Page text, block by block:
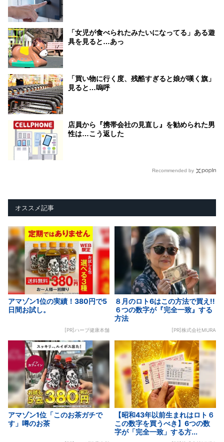
「女児が食べられたみたいになってる」ある遊
具を見ると…あっ
「買い物に行く度、残酷すぎると娘が嘆く旗」
見ると…嗚呼
店員から『携帯会社の見直し』を勧められた男
性は…こう返した
Recommended by
オススメ記事
アマゾン1位の実績！380円で5
日間お試し。
[PR]ハーブ健康本舗
８月のロト6はこの方法で買え!!
６つの数字が『完全一致』する
方法
[PR]株式会社MURA
アマゾン1位「このお茶ガチで
す」噂のお茶
【昭和43年以前生まれはロト６
この数字を買うべき】6つの数
字が「完全一致」する方...